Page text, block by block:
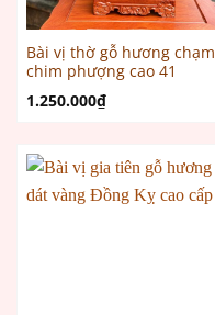
Bài vị thờ gỗ hương chạm
chim phượng cao 41
1.250.000₫